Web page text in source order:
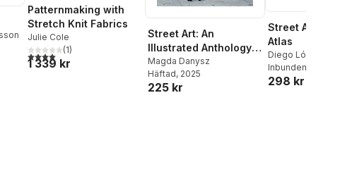
antal röster:
Patternmaking with
Stretch Knit Fabrics
Julie Cole
4,0utav 5 stjärnor. Totalt antal röster:
(1)
1 339 kr
Street Art: An
Illustrated Anthology
(New, Updated and
Enlarged)
Magda Danysz
Häftad, 2025
225 kr
Street Art &
Atlas
Diego López
Inbunden
298 kr